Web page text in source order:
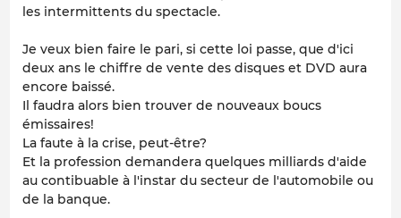
les intermittents du spectacle.
Je veux bien faire le pari, si cette loi passe, que d'ici
deux ans le chiffre de vente des disques et DVD aura
encore baissé.
Il faudra alors bien trouver de nouveaux boucs
émissaires!
La faute à la crise, peut-être?
Et la profession demandera quelques milliards d'aide
au contibuable à l'instar du secteur de l'automobile ou
de la banque.